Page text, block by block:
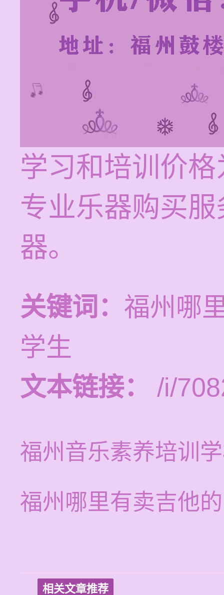
学习和培训价
专业乐器购买服
器。
关键词： 福州哪
学生
文本链接：
/i/
福州音乐素养培训
福州哪里有卖吉他
相关文章推荐